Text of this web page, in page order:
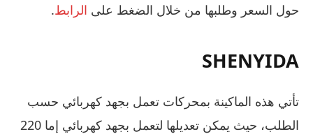
حول السعر وطلبها من خلال الضغط على الرابط.
SHENYIDA
تأتي هذه الماكينة بمحركات تعمل بجهد كهربائي حسب
الطلب، حيث يمكن تعديلها لتعمل بجهد كهربائي إما 220